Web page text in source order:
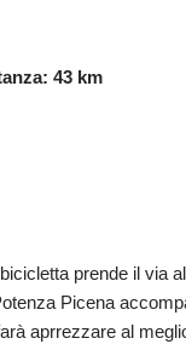
43 km
prende il via
Picena
aprrezzare al